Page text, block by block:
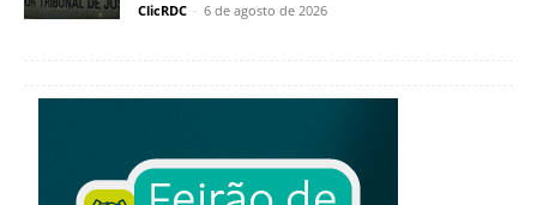
ClicRDC - 6 de agosto de 2026